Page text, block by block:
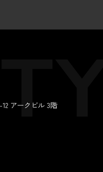
アークビル 3階